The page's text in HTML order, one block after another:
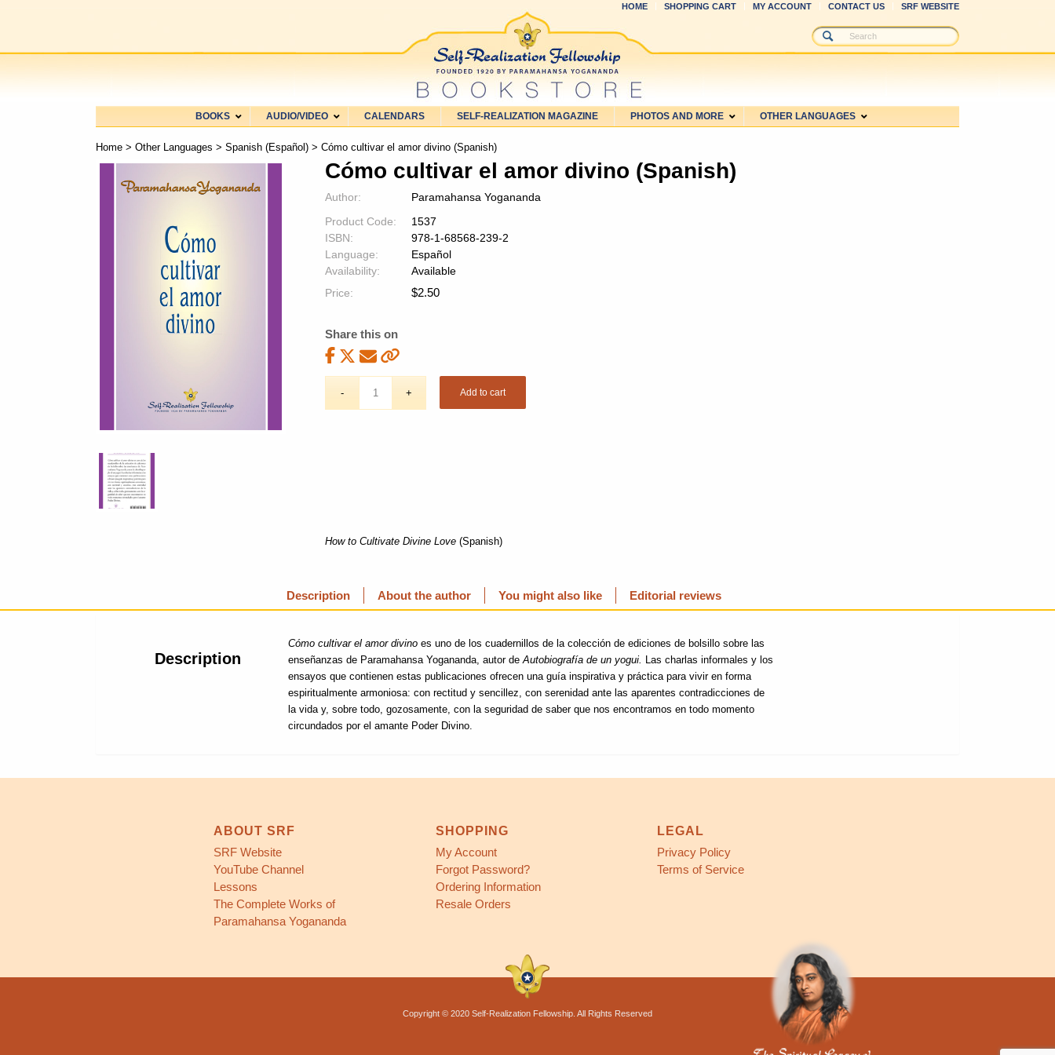
HOME SHOPPING CART MY ACCOUNT CONTACT US SRF WEBSITE
BOOKS AUDIO/VIDEO CALENDARS SELF-REALIZATION MAGAZINE PHOTOS AND MORE OTHER LANGUAGES
Home > Other Languages > Spanish (Español) > Cómo cultivar el amor divino (Spanish)
Cómo cultivar el amor divino (Spanish)
Author:
Paramahansa Yogananda
Product Code:
1537
ISBN:
978-1-68568-239-2
Language:
Español
Availability:
Available
Price:
$2.50
Share this on
Add to cart
How to Cultivate Divine Love (Spanish)
Description About the author You might also like Editorial reviews
Description
Cómo cultivar el amor divino es uno de los cuadernillos de la colección de ediciones de bolsillo sobre las
enseñanzas de Paramahansa Yogananda, autor deAutobiografía de un yogui. Las charlas informales y los
ensayos que contienen estas publicaciones ofrecen una guía inspirativa y práctica para vivir en forma
espiritualmente armoniosa: con rectitud y sencillez, con serenidad ante las aparentes contradicciones de
la vida y, sobre todo, gozosamente, con la seguridad de saber que nos encontramos en todo momento
circundados por el amante Poder Divino.
ABOUT SRF
SRF Website
YouTube Channel
Lessons
The Complete Works of
Paramahansa Yogananda
SHOPPING
My Account
Forgot Password?
Ordering Information
Resale Orders
LEGAL
Privacy Policy
Terms of Service
Copyright © 2020 Self-Realization Fellowship. All Rights Reserved